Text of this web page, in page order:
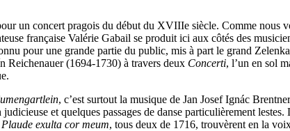
un concert pragois du début du XVIIIe siècle. Comme nous
française Valérie Gabail se produit ici aux côtés des
pour une grande partie du public, mis à part le grand
Reichenauer (1694-1730) à travers deux Concerti, l’un en sol
, c’est surtout la musique de Jan Josef Ignác
et quelques passages de danse particulièrement lestes.
Plaude exulta cor meum, tous deux de 1716, trouvèrent en la